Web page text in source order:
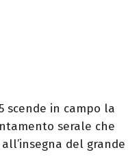
scende in campo la
serale che
del grande